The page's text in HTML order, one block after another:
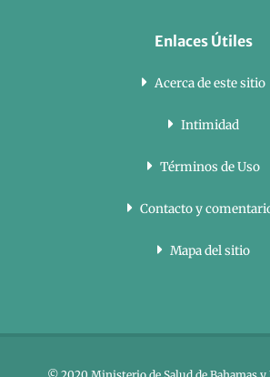
Enlaces Útiles
Acerca de este sitio
Intimidad
Términos de Uso
Contacto y
Mapa del sitio